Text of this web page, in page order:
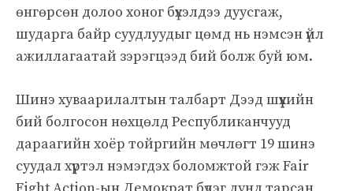
өнгөрсөн долоо хоног бүхэлдээ дуусгаж,
шударга байр суудлуудыг цөмд нь нэмсэн үйл
ажиллагаатай зэрэгцээд бий болж буй юм.
Шинэ хуваарилалтын талбарт Дээд шүүхийн
бий болгосон нөхцөлд Республиканчууд
дараагийн хоёр тойргийн мөчлөгт 19 шинэ
суудал хүртэл нэмэгдэх боломжтой гэж Fair